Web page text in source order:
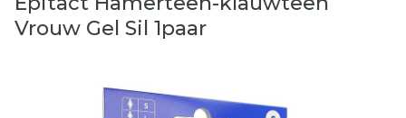
Vrouw Gel Sil 1paar